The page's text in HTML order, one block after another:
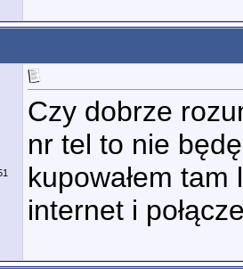
Czy dobrze
nr tel to nie
kupowałem
internet i